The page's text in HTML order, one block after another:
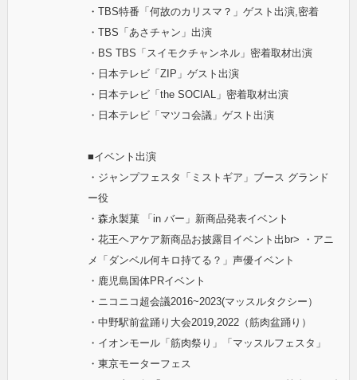
・TBS特番「何故のカリスマ？」ゲスト出演,密着
・TBS「あさチャン」出演
・BS TBS「スイモクチャンネル」密着取材出演
・日本テレビ「ZIP」ゲスト出演
・日本テレビ「the SOCIAL」密着取材出演
・日本テレビ「マツコ会議」ゲスト出演
■イベント出演
・ジャンプフェスタ「ミストギア」ブース グランド
ー役
・森永製菓 「in バー」新商品発表イベント
・花王ヘアケア新商品お披露目イベント出br> ・アニ
メ「ダンベル何キロ持てる？」声優イベント
・鹿児島国体PRイベント
・ニコニコ超会議2016~2023(マッスルタクシー）
・中野駅前盆踊り大会2019,2022（筋肉盆踊り）
・イオンモール「筋肉祭り」「マッスルフェスタ」
・東京モーターフェス